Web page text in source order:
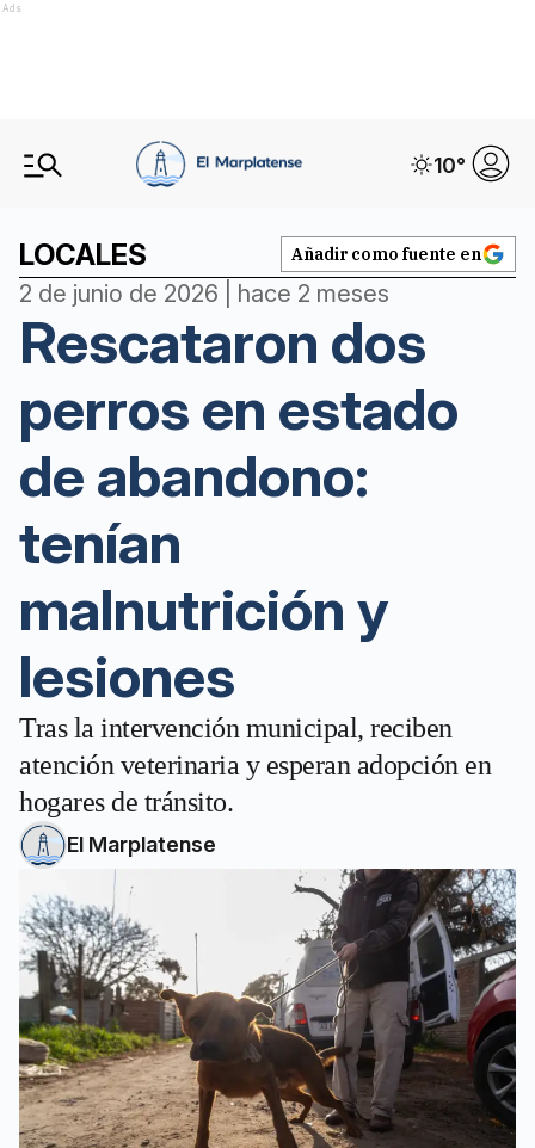
Ads
10°
LOCALES Añadir como fuente en
2 de junio de 2026 | hace 2 meses
Rescataron dos
perros en estado
de abandono:
tenían
malnutrición y
lesiones
Tras la intervención municipal, reciben
atención veterinaria y esperan adopción en
hogares de tránsito.
El Marplatense